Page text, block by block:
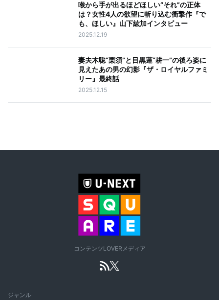
喉から手が出るほどほしい“それ”の正体
は？女性4人の欲望に斬り込む衝撃作『で
も、ほしい』山下紘加インタビュー
2025.12.19
妻夫木聡“栗須”と目黒蓮“耕一”の後ろ姿に
見えたあの男の幻影『ザ・ロイヤルファミ
リー』最終話
2025.12.15
コンテンツLOVERメディア
ジャンル